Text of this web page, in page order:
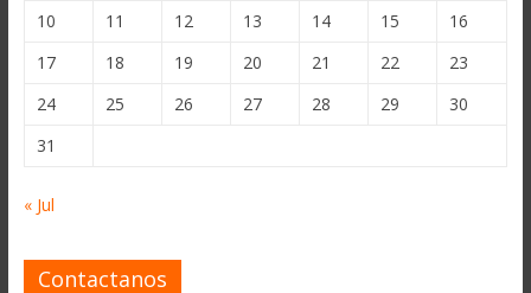
10
11 12 13 14 15
16
17
18 19 20 21 22
23
24
25 26 27 28 29
30
31
« Jul
Contactanos